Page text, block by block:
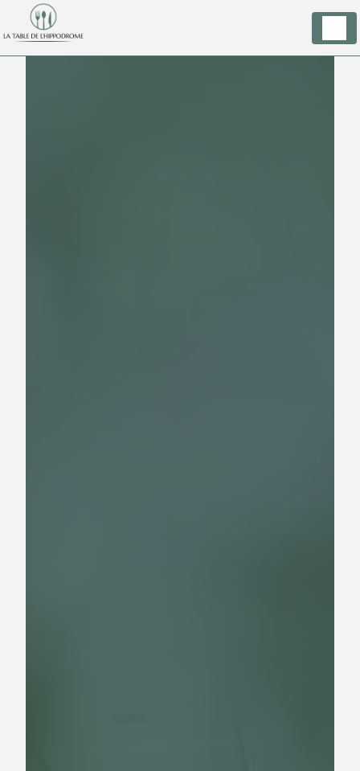
Panneau de gestion des cookies